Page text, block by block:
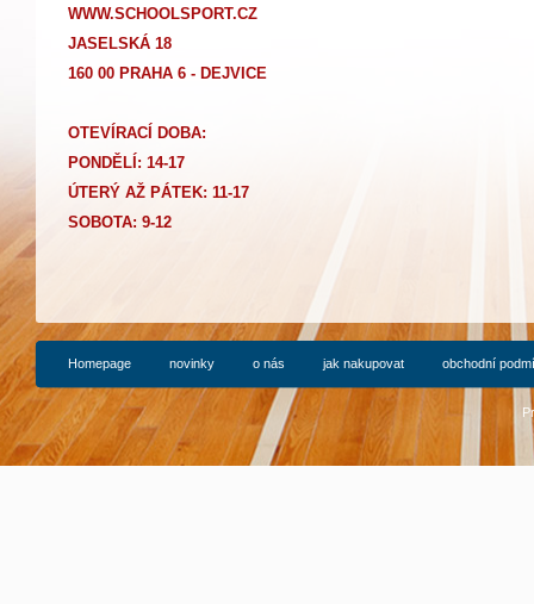
WWW.SCHOOLSPORT.CZ
JASELSKÁ 18
160 00 PRAHA 6 - DEJVICE
OTEVÍRACÍ DOBA:
PONDĚLÍ: 14-17
ÚTERÝ AŽ PÁTEK: 11-17
SOBOTA: 9-12
Homepage novinky o nás jak nakupovat obchodní